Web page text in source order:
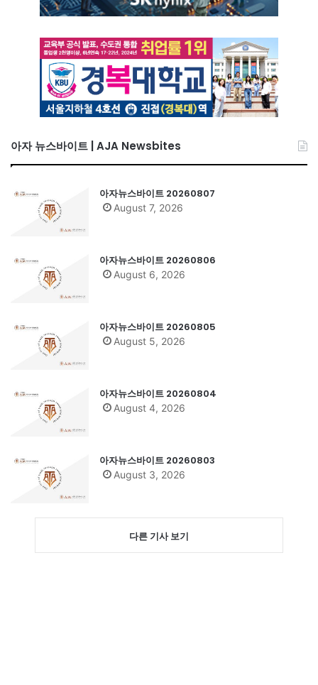
아자 뉴스바이트 | AJA Newsbites
아자뉴스바이트 20260807
August 7, 2026
아자뉴스바이트 20260806
August 6, 2026
아자뉴스바이트 20260805
August 5, 2026
아자뉴스바이트 20260804
August 4, 2026
아자뉴스바이트 20260803
August 3, 2026
다른 기사 보기